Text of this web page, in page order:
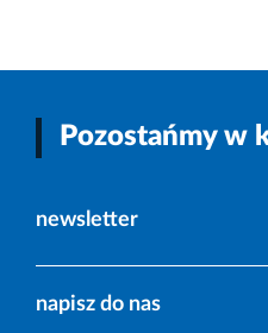
Pozostańmy w
newsletter
napisz do nas